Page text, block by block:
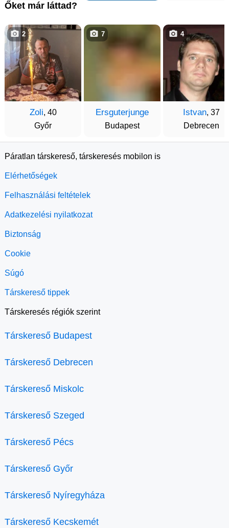
Őket már láttad?
Zoli, 40
Győr
2
Ersguterjunge
Budapest
7
Istvan, 37
Debrecen
4
Páratlan társkereső, társkeresés mobilon is
Elérhetőségek
Felhasználási feltételek
Adatkezelési nyilatkozat
Biztonság
Cookie
Súgó
Társkereső tippek
Társkeresés régiók szerint
Társkereső Budapest
Társkereső Debrecen
Társkereső Miskolc
Társkereső Szeged
Társkereső Pécs
Társkereső Győr
Társkereső Nyíregyháza
Társkereső Kecskemét